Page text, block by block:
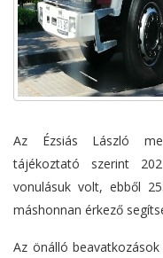
Az Ézsiás László
tájékoztató szerint
vonulásuk volt, ebből
máshonnan érkező
Az önálló